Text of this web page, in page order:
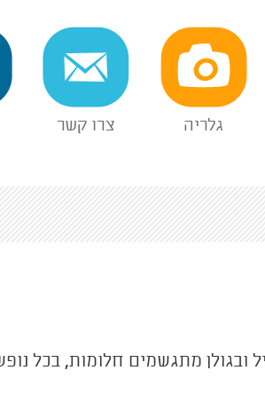
גלריה צרו קשר
מתגשמים חלומות, בכל